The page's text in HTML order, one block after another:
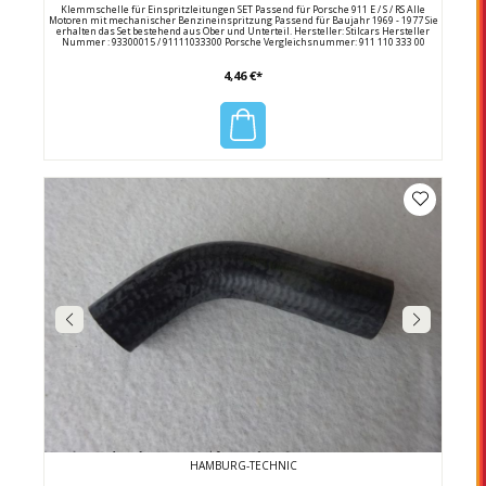
Klemmschelle für Einspritzleitungen SET Passend für Porsche 911 E / S / RS Alle
Motoren mit mechanischer Benzineinspritzung Passend für Baujahr 1969 - 1977 Sie
erhalten das Set bestehend aus Ober und Unterteil. Hersteller: Stilcars Hersteller
Nummer : 93300015 / 91111033300 Porsche Vergleichsnummer: 911 110 333 00
4,46 €*
HAMBURG-TECHNIC